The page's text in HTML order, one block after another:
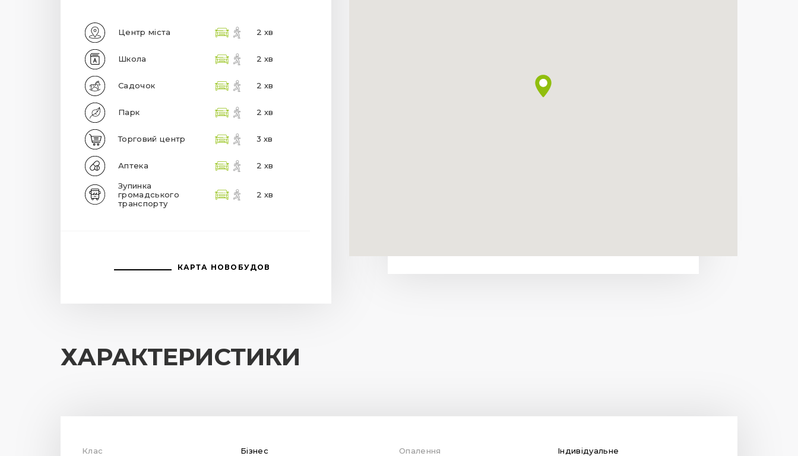
Центр міста 2 хв
Школа 2 хв
Садочок 2 хв
Парк 2 хв
Торговий центр 3 хв
Аптека 2 хв
Зупинка
громадського
транспорту
2 хв
КАРТА НОВОБУДОВ
ХАРАКТЕРИСТИКИ
Клас Бізнес Опалення Індивідуальне